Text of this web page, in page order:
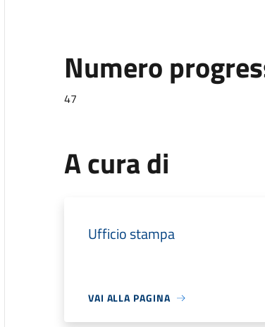
Numero
47
A cura di
Ufficio stampa
VAI ALLA PAGINA